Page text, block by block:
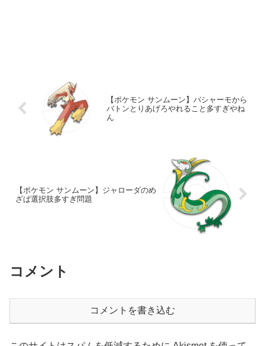
【ポケモン サンムーン】バシャーモから
バトンとりあげろやれること多すぎやね
ん
【ポケモン サンムーン】ジャローダのめ
ざぱ選択肢多すぎ問題
コメント
コメントを書き込む